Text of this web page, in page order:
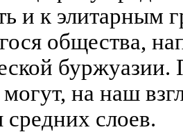
и к элитарным
общества,
буржуазии.
на наш
средних слоев.